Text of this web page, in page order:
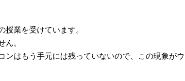
授業を受けています。
ん。
ンはもう手元には残っていないので、この現象がウ